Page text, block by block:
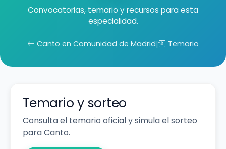
Convocatorias, temario y recursos para esta
especialidad.
Canto en Comunidad de Madrid| Temario
Temario y sorteo
Consulta el temario oficial y simula el sorteo
para Canto.